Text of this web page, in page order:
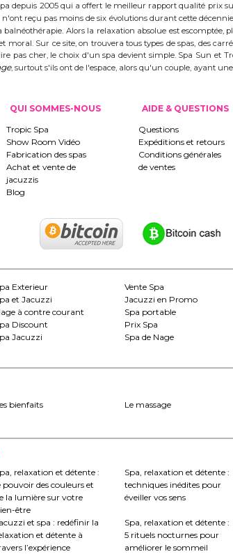
depuis 2005 qui a offert le meilleur rapport qualité prix
reçu pas moins de six évolutions durant cette
balnéothérapie. Alors la relaxation absolue est
moral. Sur ce site, on trouvera tous types de spas, des
pas cher, le choix d'un spa devient simple. Spa Sun et
, surtout s'ils ont de l'espace, alors qu'un couple, ayant
QUI SOMMES-NOUS
Tropic Spa
Show Room Vidéo
Fabrication des spas
Achat et vente de
jacuzzis
Blog
AIDE & QUESTIONS
Questions
Expéditions et retours
Conditions générales
de ventes
Exterieur Vente Spa
et Jacuzzi Jacuzzi en Promo
à contre courant Spa portable
Discount Prix Spa
Jacuzzi Spa de Nage
bienfaits Le massage
relaxation et détente :
pouvoir des couleurs et
la lumière sur votre
être
Spa, relaxation et détente :
techniques inédites pour
éveiller vos sens
et spa : redéfinir la
et détente à
l’expérience
Spa, relaxation et détente :
5 rituels nocturnes pour
améliorer le sommeil